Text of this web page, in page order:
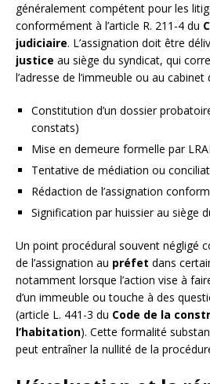
généralement compétent pour les
conformément à l’article R. 211-4 du
judiciaire. L’assignation doit être
justice au siège du syndicat, qui
l’adresse de l’immeuble ou au cabinet
Constitution d’un dossier
constats)
Mise en demeure formelle par
Tentative de médiation ou
Rédaction de l’assignation
Signification par huissier au siège
Un point procédural souvent négligé
de l’assignation au préfet dans
notamment lorsque l’action vise à
d’un immeuble ou touche à des
(article L. 441-3 du Code de la
l’habitation). Cette formalité
peut entraîner la nullité de la